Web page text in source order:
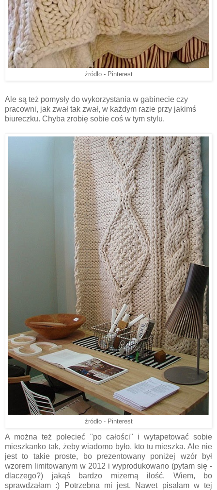
źródło - Pinterest
Ale są też pomysły do wykorzystania w gabinecie czy
pracowni, jak zwał tak zwał, w każdym razie przy jakimś
biureczku. Chyba zrobię sobie coś w tym stylu.
źródło - Pinterest
A można też polecieć "po całości" i wytapetować sobie
mieszkanko tak, żeby wiadomo było, kto tu mieszka. Ale nie
jest to takie proste, bo prezentowany poniżej wzór był
wzorem limitowanym w 2012 i wyprodukowano (pytam się -
dlaczego?) jakąś bardzo mizerną ilość. Wiem, bo
sprawdzałam :) Potrzebna mi jest. Nawet pisałam w tej